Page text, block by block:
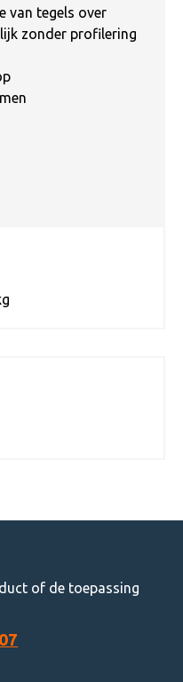
van tegels over
zonder profilering
of de toepassing